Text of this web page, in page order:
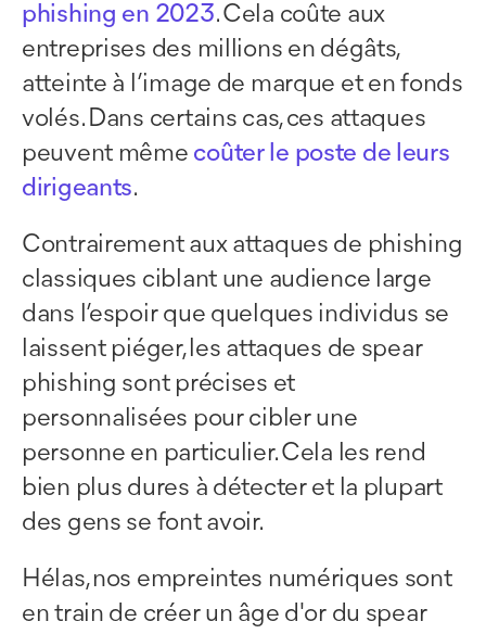
phishing en 2023. Cela coûte aux
entreprises des millions en dégâts,
atteinte à l’image de marque et en fonds
volés. Dans certains cas, ces attaques
peuvent même coûter le poste de leurs
dirigeants.
Contrairement aux attaques de phishing
classiques ciblant une audience large
dans l’espoir que quelques individus se
laissent piéger, les attaques de spear
phishing sont précises et
personnalisées pour cibler une
personne en particulier. Cela les rend
bien plus dures à détecter et la plupart
des gens se font avoir.
Hélas, nos empreintes numériques sont
en train de créer un âge d'or du spear